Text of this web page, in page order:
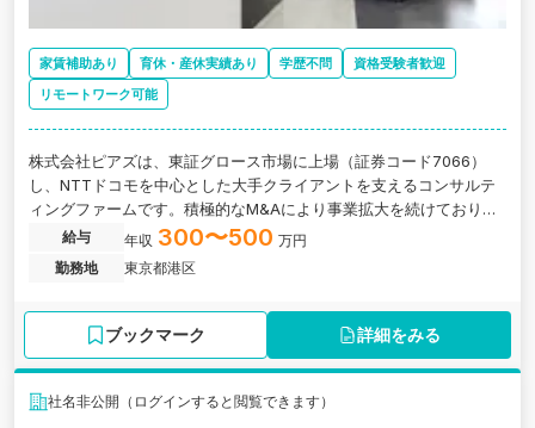
家賃補助あり 育休・産休実績あり 学歴不問
資格受験者歓迎
リモートワーク可能
株式会社ピアズは、東証グロース市場に上場（証券コード7066）
し、NTTドコモを中心とした大手クライアントを支えるコンサルテ
ィングファームです。積極的なM&Aにより事業拡大を続けており、
通期売上高予想は78億円（前期比27.8%増）と好調です。今回は経
理部門の体制強化に伴い、経理メンバーを募集します。仕訳入力や
請求書・領収書処理といった日常経理業務からスタートし、月次決
上場企業ならではの正確な経理実務を経験しながら、着実にキャリ
アを積んでいただけます。有給休暇取得率100%など、柔軟な働き方
が根付いた環境です。
給与 年収 300〜500 万円
勤務地
東京都港区
ブックマーク 詳細をみる
社名非公開（ログインすると閲覧できます）